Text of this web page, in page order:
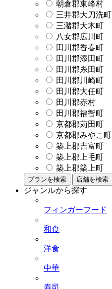
朝倉郡東峰村
三井郡大刀洗町
三潴郡大木町
八女郡広川町
田川郡香春町
田川郡添田町
田川郡糸田町
田川郡川崎町
田川郡大任町
田川郡赤村
田川郡福智町
京都郡苅田町
京都郡みやこ町
築上郡吉富町
築上郡上毛町
築上郡築上町
プランを検索 店舗を検索
ジャンルから探す
フィンガーフード
和食
洋食
中華
寿司